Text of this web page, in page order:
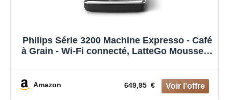
Philips Série 3200 Machine Expresso - Café
à Grain - Wi-Fi connecté, LatteGo Mousseur
(EP3546/70)
Amazon 649,95 €